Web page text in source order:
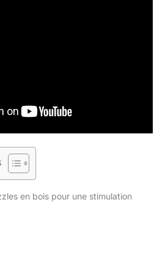
en bois pour une stimulation